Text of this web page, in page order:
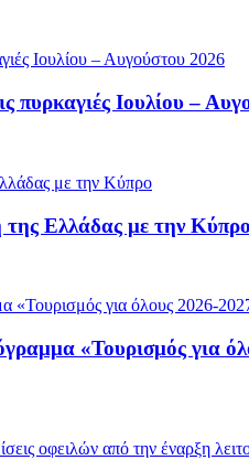
πυρκαγιές Ιουλίου –
της Ελλάδας με την Κύπρο
«Τουρισμός για